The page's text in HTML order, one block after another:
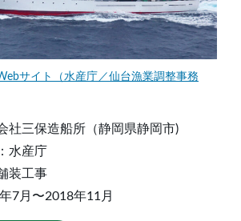
サイト（水産庁／仙台漁業調整事務
社三保造船所（静岡県静岡市)
水産庁
装工事
7月〜2018年11月